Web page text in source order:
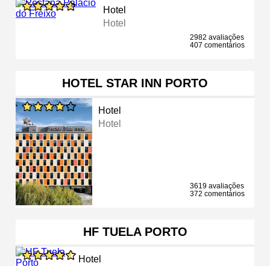
Hotel
Hotel
2982 avaliações
407 comentários
HOTEL STAR INN PORTO
Hotel
Hotel
3619 avaliações
372 comentários
HF TUELA PORTO
Hotel